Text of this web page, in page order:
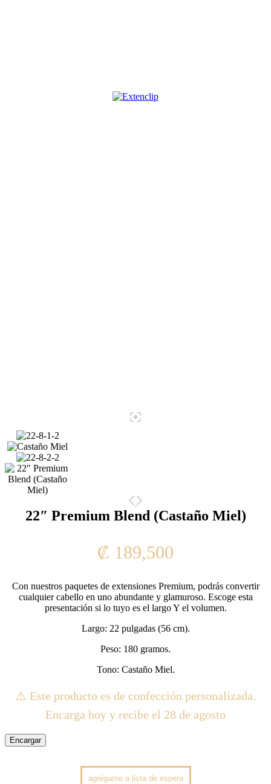
22″ Premium Blend (Castaño Miel)
₡ 189,500
Con nuestros paquetes de extensiones Premium, podrás convertir
cualquier cabello en uno abundante y glamuroso. Escoge esta
presentación si lo tuyo es el largo Y el volumen.
Largo: 22 pulgadas (56 cm).
Peso: 180 gramos.
Tono: Castaño Miel.
⚠️ Este producto es de confección personalizada.
Encarga hoy y recibe el 28 de agosto
Encargar